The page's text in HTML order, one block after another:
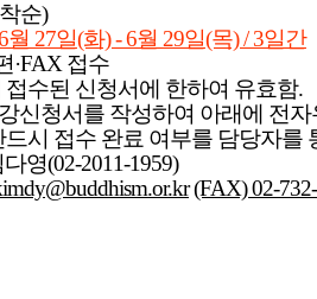
순)
월 27일(화) - 6월 29일(목) / 3일간
·FAX 접수
신청서에 한하여 유효함.
신청서를 작성하여 아래에 전
수 완료 여부를 담당자를
영(02-2011-1959)
(FAX) 02-